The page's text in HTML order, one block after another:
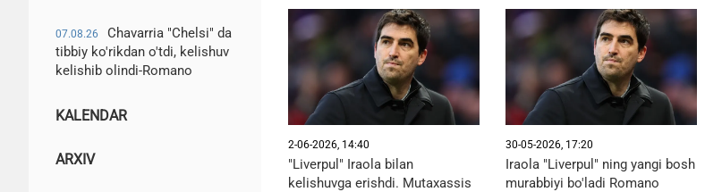
07.08.26
Chavarria "Chelsi" da
tibbiy ko'rikdan o'tdi, kelishuv
kelishib olindi-Romano
KALENDAR
ARXIV
2-06-2026, 14:40
"Liverpul" Iraola bilan
kelishuvga erishdi. Mutaxassis
30-05-2026, 17:20
Iraola "Liverpul" ning yangi bosh
murabbiyi bo'ladi Romano